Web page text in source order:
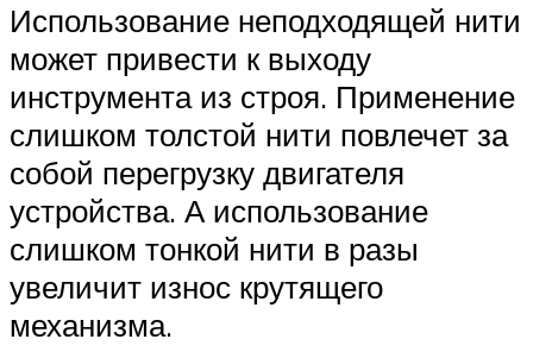
Использование неподходящей нити
может привести к выходу
инструмента из строя. Применение
слишком толстой нити повлечет за
собой перегрузку двигателя
устройства. А использование
слишком тонкой нити в разы
увеличит износ крутящего
механизма.